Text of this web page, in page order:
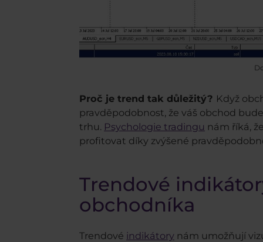
Proč je trend tak důležitý? Když
pravděpodobnost, že váš obchod
trhu. Psychologie tradingu nám říká,
profitovat díky zvýšené
Trendové
obchodníka
Trendové indikátory nám umožňují